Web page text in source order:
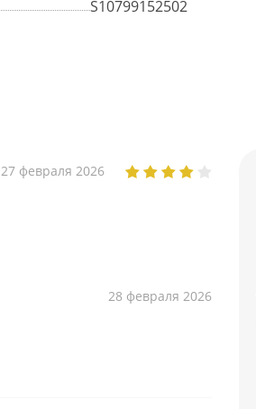
S10799152502
27 февраля 2026
28 февраля 2026